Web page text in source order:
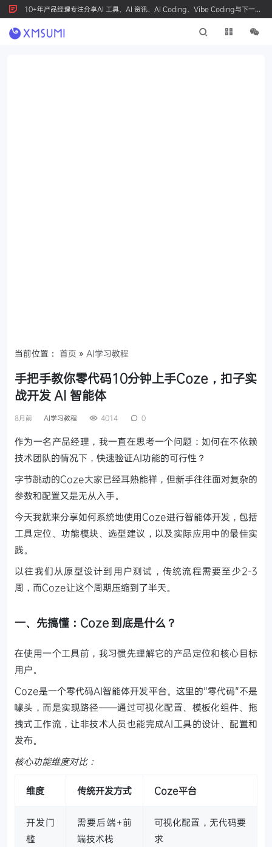
10+年产品经理专注分享AI 工具、AI 资讯、AI Coding、Vibe Coding与下一代
产品创新，按 Ctrl+D 收藏我们
当前位置： 首页 » AI学习教程
手把手教你零代码10分钟上手Coze，扣子实
战开发 AI 智能体
8月前 AI学习教程 4014 0
作为一名产品经理，我一直在思考一个问题：如何在不依赖
技术团队的情况下，快速验证AI功能的可行性？
字节跳动的Coze大家已经耳熟能祥，但新手往往面对复杂的
参数和配置又是无从入手。
今天我就来分享如何系统地使用Coze进行智能体开发，包括
工具定位、功能模块、选型建议，以及实际应用中的最佳实
践。
以往我们从原型设计到用户测试，传统流程需要至少2-3
周，而Coze让这个周期压缩到了半天。
一、先搞懂：Coze 到底是什么？
在使用一个工具前，我习惯先理解它的产品定位和核心目标
用户。
Coze是一个零代码AI智能体开发平台。这里的"零代码"不是
噱头，而是实现路径——通过可视化配置、模板化组件、拖
拽式工作流，让非技术人员也能完成AI工具的设计、配置和
发布。
核心功能维度对比：
维度 传统开发方式 Coze平台
开发门
槛
需要后端+前
端技术栈
可视化配置，无代码要
求